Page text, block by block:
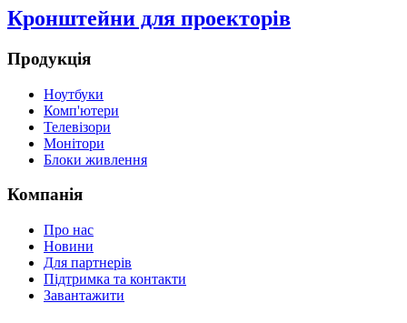
Кронштейни для проекторів
Продукція
Ноутбуки
Комп'ютери
Телевізори
Монітори
Блоки живлення
Компанія
Про нас
Новини
Для партнерів
Підтримка та контакти
Завантажити